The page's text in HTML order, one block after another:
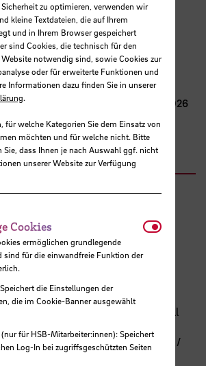
der HSB
Science and Digital Media 2026
Symposium
Kassenhalle
in MINT – 10 Jahre
Campus Neustadt, Neustadtswall
AB-Gebäude - 10. Obergeschoss /
Staffelgeschoss / Sky Lounge
zu optimieren, verwenden wir
kleine Textdateien, die auf Ihrem
und in Ihrem Browser gespeichert
sind Cookies, die technisch für den
Website notwendig sind, sowie Cookies zur
oder für erweiterte Funktionen und
Informationen dazu finden Sie in unserer
.
für welche Kategorien Sie dem Einsatz von
möchten und für welche nicht. Bitte
Sie, dass Ihnen je nach Auswahl ggf. nicht
unserer Website zur Verfügung
Cookies
ermöglichen grundlegende
sind für die einwandfreie Funktion der
die Einstellungen der
die im Cookie-Banner ausgewählt
(nur für HSB-Mitarbeiter:innen): Speichert
Log-In bei zugriffsgeschützten Seiten